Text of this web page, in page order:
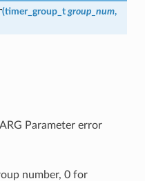
(timer_group_t group_num,
Parameter error
number, 0 for